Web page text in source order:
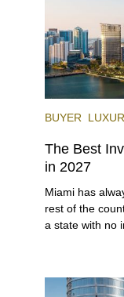
BUYER
The Best
in 2027
Miami has
rest of the
a state with no